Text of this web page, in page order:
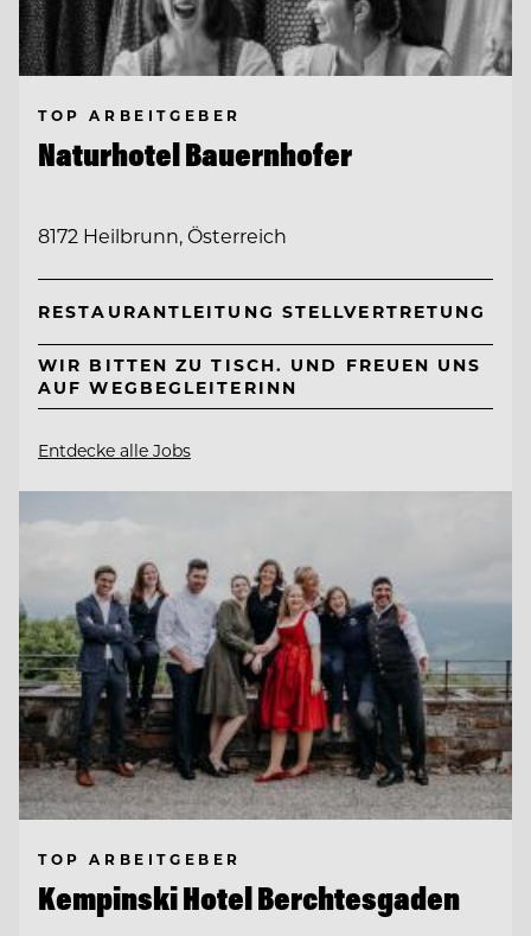
TOP ARBEITGEBER
Naturhotel Bauernhofer
8172 Heilbrunn, Österreich
RESTAURANTLEITUNG STELLVERTRETUNG
WIR BITTEN ZU TISCH. UND FREUEN UNS
AUF WEGBEGLEITERINN
Entdecke alle Jobs
TOP ARBEITGEBER
Kempinski Hotel Berchtesgaden